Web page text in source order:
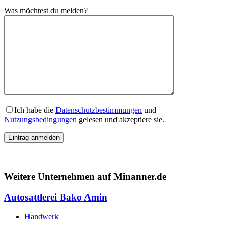
Was möchtest du melden?
Ich habe die Datenschutzbestimmungen und
Nutzungsbedingungen gelesen und akzeptiere sie.
Weitere Unternehmen auf Minanner.de
Autosattlerei Bako Amin
Handwerk